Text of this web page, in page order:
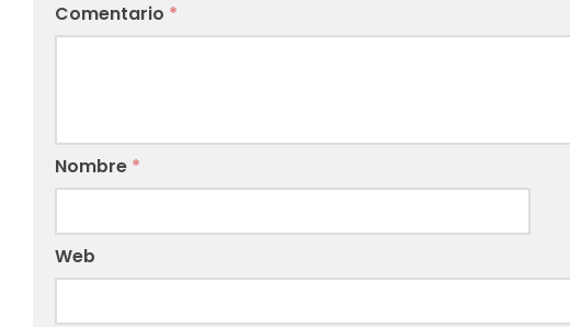
Comentario *
Nombre *
Web